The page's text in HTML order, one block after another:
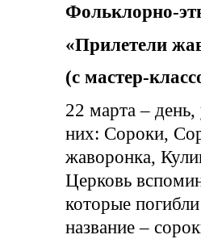
Фольклорно-
«Прилетели
(с мастер-
22 марта – день,
них: Сороки,
жаворонка,
Церковь
которые
название –